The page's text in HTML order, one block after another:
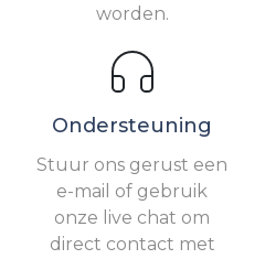
worden.
Ondersteuning
Stuur ons gerust een
e-mail of gebruik
onze live chat om
direct contact met